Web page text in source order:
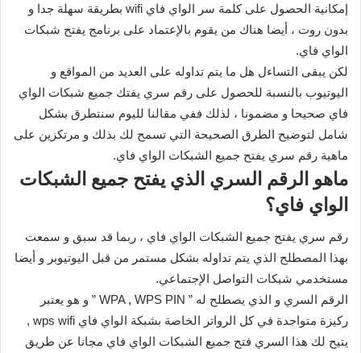
إمكانية الحصول على كلمة سر الواي فاي wifi بطريقة سهلة جدا و
بدون روت ، أيضا هناك من يقوم بالإعتماد على برنامج يفتح شبكات
الواي فاي.
لكن يبقى التساءل هل ما يتم تداوله على العديد من المواقع و
اليوتيوب بالنسبة للحصول على رقم سري يفتك جميع شبكات الواي
فاي صحيحا و مضمونا ، لذلك ففي مقالنا لليوم سنتطرق بشكل
شامل لتوضيح الطرق الصحيحة التي تسمح لك بذلك و مرتكزين على
ماهية رقم سري يفتح جميع الشبكات الواي فاي.
ماهو الرقم السري الذي يفتح جميع الشبكات
الواي فاي؟
رقم سري يفتح جميع الشبكات الواي فاي ، ربما قد سبق و سمعت
بهذا المصطلح الذي يتم تداوله بشكل مستمر من قبل اليوتيوبر و أيضا
مستخدمي شبكات التواصل الإجتماعي.
الرقم السري و الذي يصطلح له ” WPA , WPS PIN ” و هو يعتبر
ركيزة متواجدة في كل الرواتر الخاصة بشبكة الواي فاي wps wifi ,
يتيح لك هذا السري فتح جميع الشبكات الواي فاي مجانا عن طريق